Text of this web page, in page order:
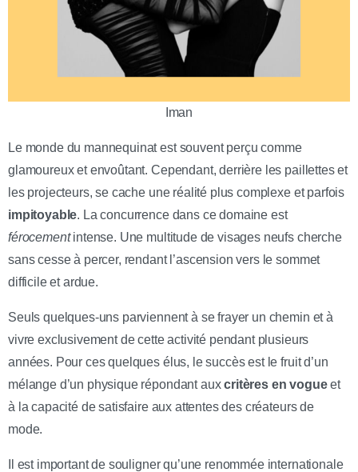
Iman
Le monde du mannequinat est souvent perçu comme
glamoureux et envoûtant. Cependant, derrière les paillettes et
les projecteurs, se cache une réalité plus complexe et parfois
impitoyable. La concurrence dans ce domaine est
férocementintense. Une multitude de visages neufs cherche
sans cesse à percer, rendant l’ascension vers le sommet
difficile et ardue.
Seuls quelques-uns parviennent à se frayer un chemin et à
vivre exclusivement de cette activité pendant plusieurs
années. Pour ces quelques élus, le succès est le fruit d’un
mélange d’un physique répondant auxcritères en vogueet
à la capacité de satisfaire aux attentes des créateurs de
mode.
Il est important de souligner qu’une renommée internationale